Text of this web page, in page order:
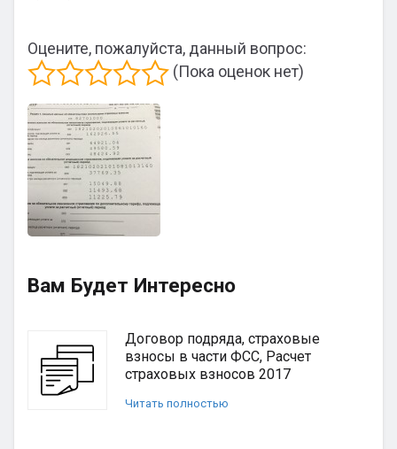
Оцените, пожалуйста, данный вопрос:
(Пока оценок нет)
Вам Будет Интересно
Договор подряда, страховые
взносы в части ФСС, Расчет
страховых взносов 2017
Читать полностью